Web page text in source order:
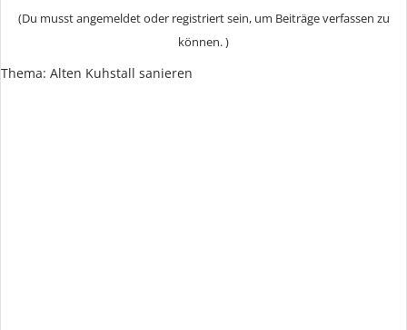
(Du musst angemeldet oder registriert sein, um Beiträge verfassen zu
können. )
Thema: Alten Kuhstall sanieren